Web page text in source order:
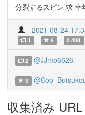
分裂するスピン 求 幸
2021-08-24
1 6 0.408
2 @JJmo6626
3
収集済み URL